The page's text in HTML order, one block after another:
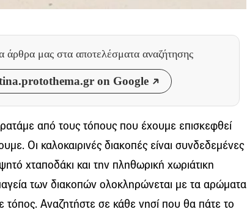
άρθρα μας στα αποτελέσματα αναζήτησης
on Google
από τους τόπους που έχουμε επισκεφθεί
Οι καλοκαιρινές διακοπές είναι συνδεδεμένες
χταποδάκι και την πληθωρική χωριάτικη
των διακοπών ολοκληρώνεται με τα αρώματα
τόπος. Αναζητήστε σε κάθε νησί που θα πάτε το